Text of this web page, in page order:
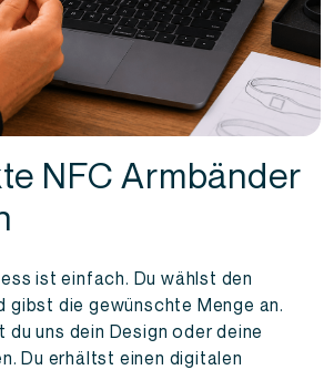
NFC Armbänder
ist einfach. Du wählst den
gibst die gewünschte Menge an.
du uns dein Design oder deine
Du erhältst einen digitalen